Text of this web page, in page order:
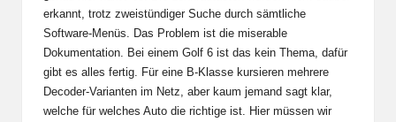
erkannt, trotz zweistündiger Suche durch sämtliche
Software-Menüs. Das Problem ist die miserable
Dokumentation. Bei einem Golf 6 ist das kein Thema, dafür
gibt es alles fertig. Für eine B-Klasse kursieren mehrere
Decoder-Varianten im Netz, aber kaum jemand sagt klar,
welche für welches Auto die richtige ist. Hier müssen wir